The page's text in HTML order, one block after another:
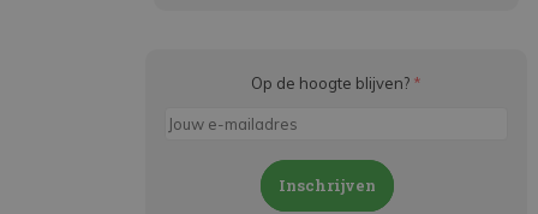
Op de hoogte blijven? *
Inschrijven